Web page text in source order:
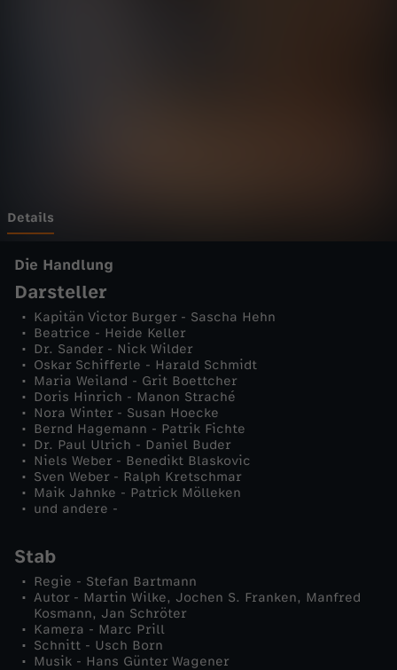
f
f
-
K
u
b
a
Details
Die Handlung
Darsteller
Kapitän Victor Burger - Sascha Hehn
Beatrice - Heide Keller
Dr. Sander - Nick Wilder
Oskar Schifferle - Harald Schmidt
Maria Weiland - Grit Boettcher
Doris Hinrich - Manon Straché
Nora Winter - Susan Hoecke
Bernd Hagemann - Patrik Fichte
Dr. Paul Ulrich - Daniel Buder
Niels Weber - Benedikt Blaskovic
Sven Weber - Ralph Kretschmar
Maik Jahnke - Patrick Mölleken
und andere -
Stab
Regie - Stefan Bartmann
Autor - Martin Wilke, Jochen S. Franken, Manfred
Kosmann, Jan Schröter
Kamera - Marc Prill
Schnitt - Usch Born
Musik - Hans Günter Wagener